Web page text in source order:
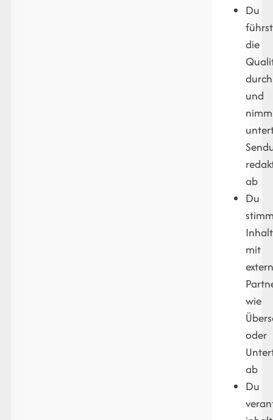
Du
führst
die
durch
und
ab
Du
mit
wie
oder
ab
Du